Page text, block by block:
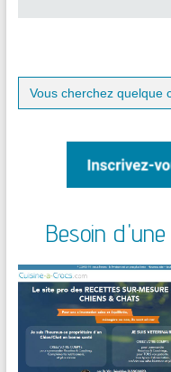
Search
for:
Besoin